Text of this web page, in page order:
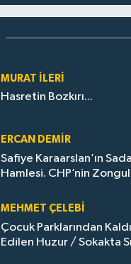
MURAT İLERI
Hasretin Bozkırı...
ERCAN DEMIR
Safiye Karaarslan’ın
Hamlesi. CHP’nin
MEHMET ÇELEBI
Çocuk Parklarından
Edilen Huzur / Sokakta